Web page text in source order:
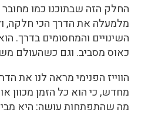
החלק הזה שבתוכנו כמו מחובר
מלמעלה את הדרך הכי חלקה,
השינויים והמחסומים בדרך.
כאוס מסביב. וגם כשהעולם
הווייז הפנימי מראה לנו את
מחדש, כי הוא כל הזמן מכוון
מה שהתפתחות עושה: היא